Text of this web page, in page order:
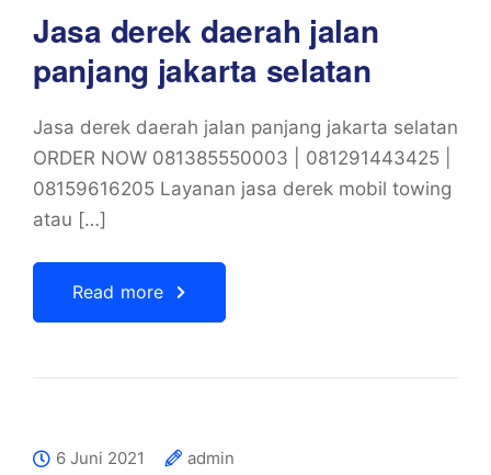
Jasa derek daerah jalan
panjang jakarta selatan
Jasa derek daerah jalan panjang jakarta selatan
ORDER NOW 081385550003 | 081291443425 |
08159616205 Layanan jasa derek mobil towing
atau […]
Read more
6 Juni 2021
admin